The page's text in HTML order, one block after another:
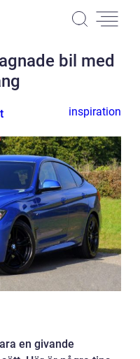
bil med
inspiration
en givande